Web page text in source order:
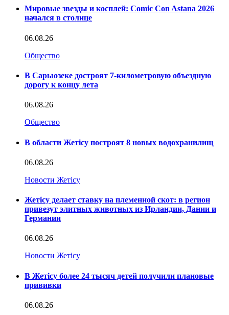
Мировые звезды и косплей: Comic Con Astana 2026
начался в столице
06.08.26
Общество
В Сарыозеке достроят 7-километровую объездную
дорогу к концу лета
06.08.26
Общество
В области Жетісу построят 8 новых водохранилищ
06.08.26
Новости Жетісу
Жетісу делает ставку на племенной скот: в регион
привезут элитных животных из Ирландии, Дании и
Германии
06.08.26
Новости Жетісу
В Жетісу более 24 тысяч детей получили плановые
прививки
06.08.26